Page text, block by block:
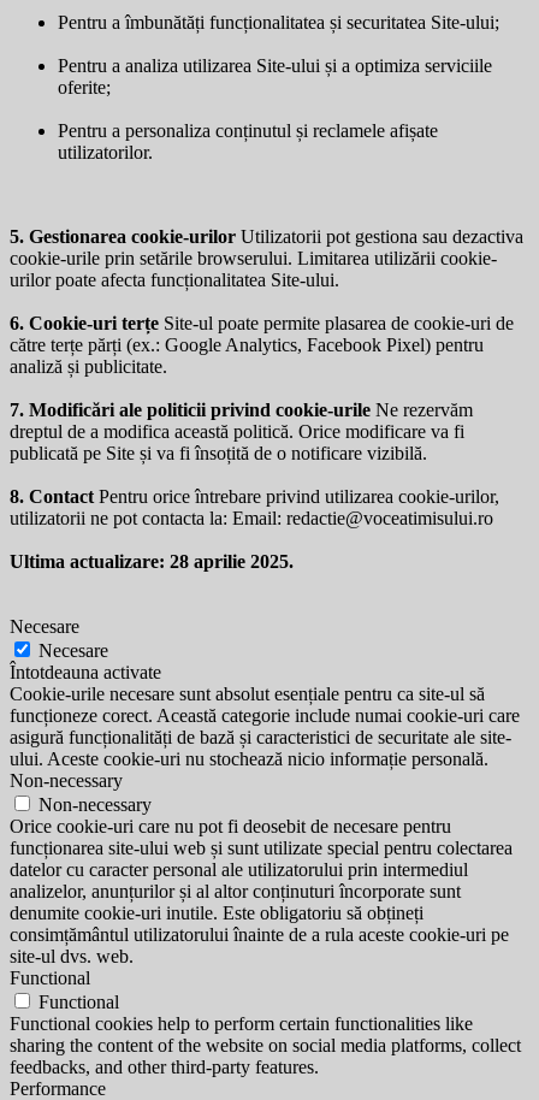
Pentru a îmbunătăți funcționalitatea și securitatea Site-ului;
Pentru a analiza utilizarea Site-ului și a optimiza serviciile
oferite;
Pentru a personaliza conținutul și reclamele afișate
utilizatorilor.
5. Gestionarea cookie-urilor Utilizatorii pot gestiona sau dezactiva
cookie-urile prin setările browserului. Limitarea utilizării cookie-
urilor poate afecta funcționalitatea Site-ului.
6. Cookie-uri terțe Site-ul poate permite plasarea de cookie-uri de
către terțe părți (ex.: Google Analytics, Facebook Pixel) pentru
analiză și publicitate.
7. Modificări ale politicii privind cookie-urile Ne rezervăm
dreptul de a modifica această politică. Orice modificare va fi
publicată pe Site și va fi însoțită de o notificare vizibilă.
8. Contact Pentru orice întrebare privind utilizarea cookie-urilor,
utilizatorii ne pot contacta la: Email: redactie@voceatimisului.ro
Ultima actualizare: 28 aprilie 2025.
Necesare
Necesare
Întotdeauna activate
Cookie-urile necesare sunt absolut esențiale pentru ca site-ul să
funcționeze corect. Această categorie include numai cookie-uri care
asigură funcționalități de bază și caracteristici de securitate ale site-
ului. Aceste cookie-uri nu stochează nicio informație personală.
Non-necessary
Non-necessary
Orice cookie-uri care nu pot fi deosebit de necesare pentru
funcționarea site-ului web și sunt utilizate special pentru colectarea
datelor cu caracter personal ale utilizatorului prin intermediul
analizelor, anunțurilor și al altor conținuturi încorporate sunt
denumite cookie-uri inutile. Este obligatoriu să obțineți
consimțământul utilizatorului înainte de a rula aceste cookie-uri pe
site-ul dvs. web.
Functional
Functional
Functional cookies help to perform certain functionalities like
sharing the content of the website on social media platforms, collect
feedbacks, and other third-party features.
Performance